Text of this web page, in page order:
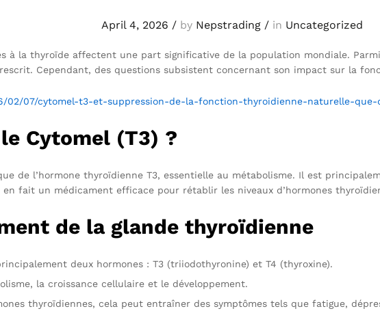
April 4, 2026 / by Nepstrading / in Uncategorized
à la thyroïde affectent une part significative de la population mondiale.
Cependant, des questions subsistent concernant son impact sur la
02/07/cytomel-t3-et-suppression-de-la-fonction-thyroidienne-naturelle-
Cytomel (T3) ?
de l’hormone thyroïdienne T3, essentielle au métabolisme. Il est
fait un médicament efficace pour rétablir les niveaux d’hormones
de la glande thyroïdienne
deux hormones : T3 (triiodothyronine) et T4 (thyroxine).
la croissance cellulaire et le développement.
thyroïdiennes, cela peut entraîner des symptômes tels que fatigue,